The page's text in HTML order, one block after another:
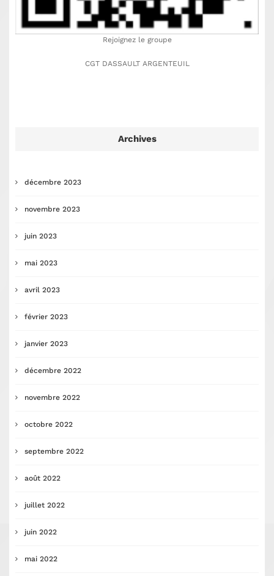
Rejoignez le groupe
CGT DASSAULT ARGENTEUIL
Archives
décembre 2023
novembre 2023
juin 2023
mai 2023
avril 2023
février 2023
janvier 2023
décembre 2022
novembre 2022
octobre 2022
septembre 2022
août 2022
juillet 2022
juin 2022
mai 2022